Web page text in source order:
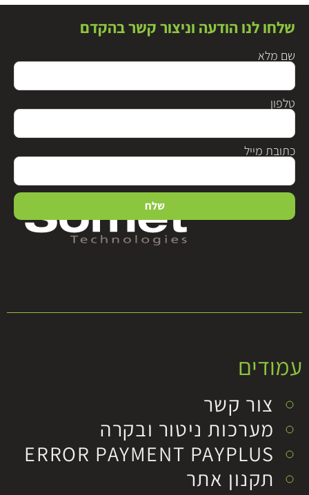
שלחו לנו הודעה וניצור קשר בהקדם
שם מלא
טלפון
כתובת מייל
שלח
עמודים
צור קשר
מערכות ניטור ובקרה
ERROR PAYMENT PAYPLUS
תקנון אתר